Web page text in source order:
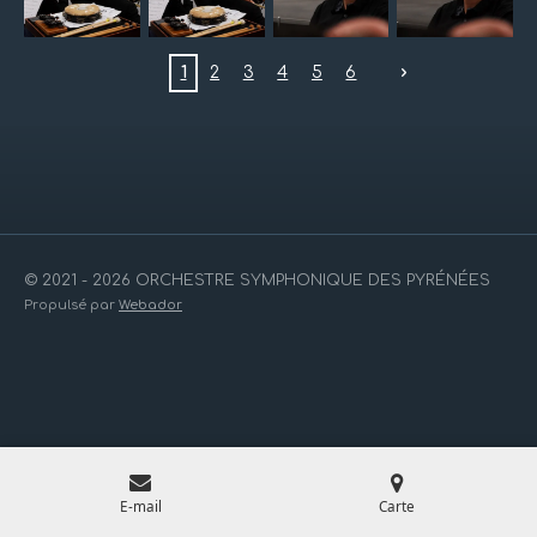
1 2 3 4 5 6
© 2021 - 2026 ORCHESTRE SYMPHONIQUE DES PYRÉNÉES
Propulsé par Webador
E-mail Carte